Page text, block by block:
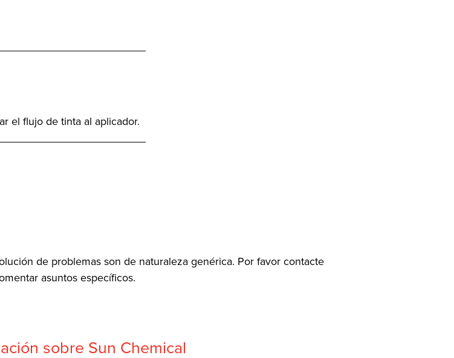
el flujo de tinta al aplicador.
de problemas son de naturaleza genérica. Por favor contacte
asuntos específicos.
sobre Sun Chemical